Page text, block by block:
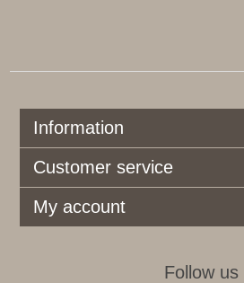
Information
Customer service
My account
Follow us